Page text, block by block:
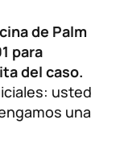
de Palm
para
del caso.
usted
una